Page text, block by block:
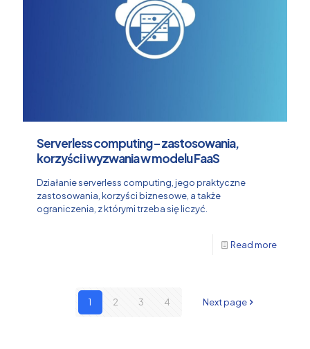
Serverless computing – zastosowania,
korzyści i wyzwania w modelu FaaS
Działanie serverless computing, jego praktyczne
zastosowania, korzyści biznesowe, a także
ograniczenia, z którymi trzeba się liczyć.
Read more
1 2 3 4 Next page